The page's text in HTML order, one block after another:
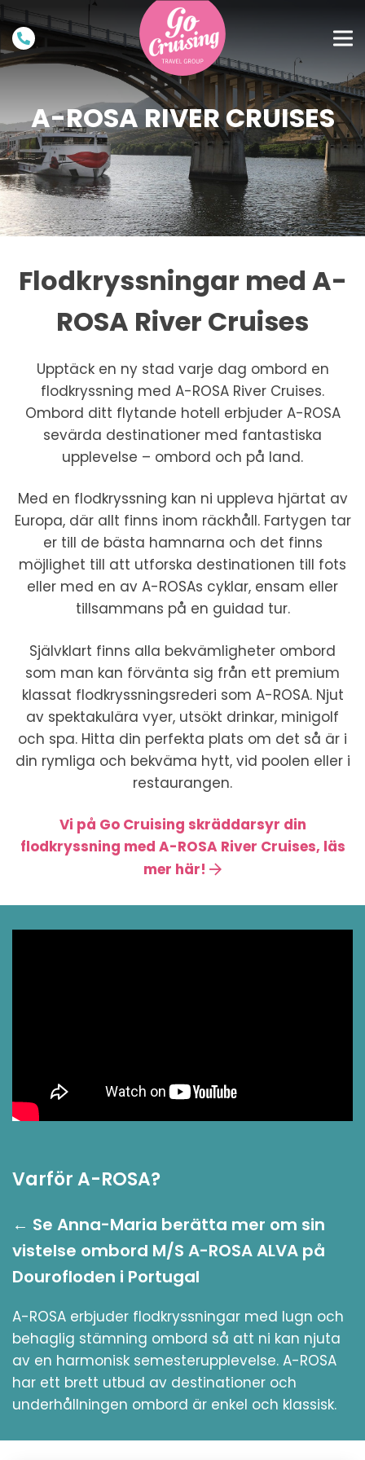
A-ROSA RIVER CRUISES
Flodkryssningar med A-
ROSA River Cruises
Upptäck en ny stad varje dag ombord en
flodkryssning med A-ROSA River Cruises.
Ombord ditt flytande hotell erbjuder A-ROSA
sevärda destinationer med fantastiska
upplevelse – ombord och på land.
Med en flodkryssning kan ni uppleva hjärtat av
Europa, där allt finns inom räckhåll. Fartygen tar
er till de bästa hamnarna och det finns
möjlighet till att utforska destinationen till fots
eller med en av A-ROSAs cyklar, ensam eller
tillsammans på en guidad tur.
Självklart finns alla bekvämligheter ombord
som man kan förvänta sig från ett premium
klassat flodkryssningsrederi som A-ROSA. Njut
av spektakulära vyer, utsökt drinkar, minigolf
och spa. Hitta din perfekta plats om det så är i
din rymliga och bekväma hytt, vid poolen eller i
restaurangen.
Vi på Go Cruising skräddarsyr din
flodkryssning med A-ROSA River Cruises, läs
mer här!
Varför A-ROSA?
← Se Anna-Maria berätta mer om sin
vistelse ombord M/S A-ROSA ALVA på
Dourofloden i Portugal
A-ROSA erbjuder flodkryssningar med lugn och
behaglig stämning ombord så att ni kan njuta
av en harmonisk semesterupplevelse. A-ROSA
har ett brett utbud av destinationer och
underhållningen ombord är enkel och klassisk.